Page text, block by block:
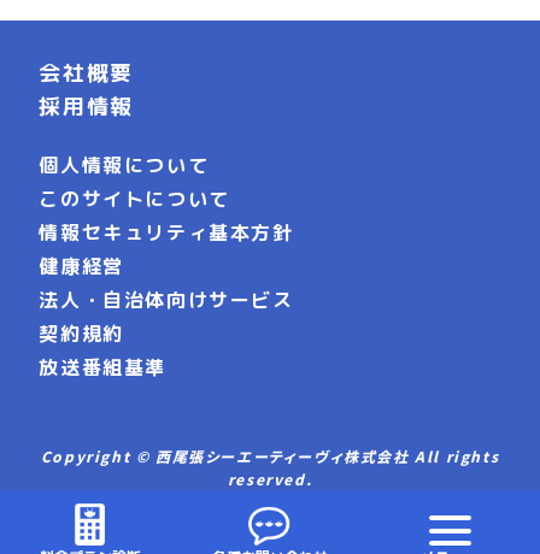
会社概要
採用情報
個人情報について
このサイトについて
情報セキュリティ基本方針
健康経営
法人・自治体向けサービス
契約規約
放送番組基準
Copyright © 西尾張シーエーティーヴィ株式会社 All rights
reserved.